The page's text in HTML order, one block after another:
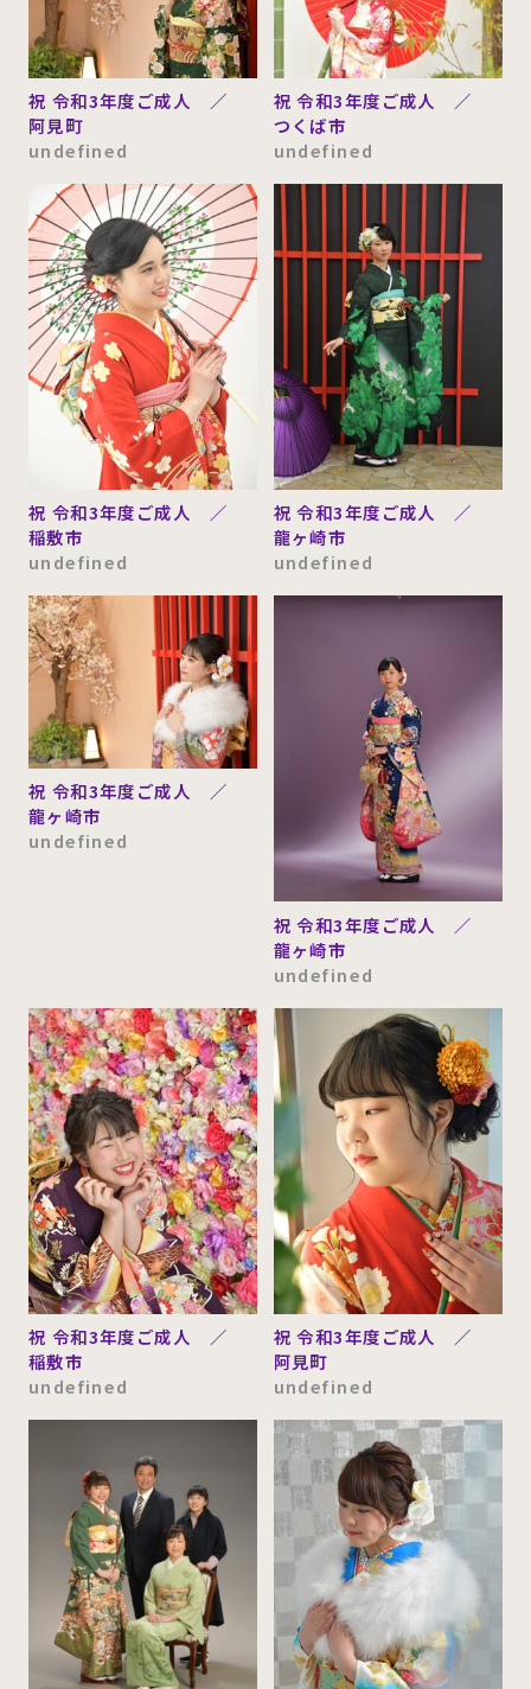
祝 令和3年度ご成人 ／
阿見町
undefined
祝 令和3年度ご成人 ／
つくば市
undefined
祝 令和3年度ご成人 ／
稲敷市
undefined
祝 令和3年度ご成人 ／
龍ヶ崎市
undefined
祝 令和3年度ご成人 ／
龍ヶ崎市
undefined
祝 令和3年度ご成人 ／
龍ヶ崎市
undefined
祝 令和3年度ご成人 ／
稲敷市
undefined
祝 令和3年度ご成人 ／
阿見町
undefined